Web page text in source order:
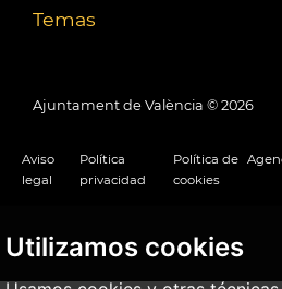
Utilizamos cookies
Temas
Ajuntament de València © 2026
Aviso
legal
Política
privacidad
Política de
cookies